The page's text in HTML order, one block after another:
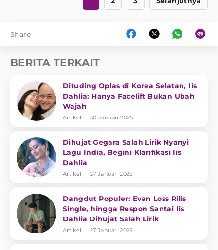
Share
BERITA TERKAIT
Dituding Oplas di Korea Selatan, Iis
Dahlia: Hanya Facelift Bukan Ubah
Wajah
Artikel 30 Januari 2025
Dihujat Gegara Salah Lirik Nyanyi
Lagu India, Begini Klarifikasi Iis
Dahlia
Artikel 27 Januari 2025
Dangdut Populer: Evan Loss Rilis
Single, hingga Respon Santai Iis
Dahlia Dihujat Salah Lirik
Artikel 27 Januari 2025